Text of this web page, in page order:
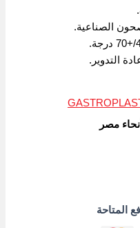
الصناعية.
التدوير.
مصر
المتاحة